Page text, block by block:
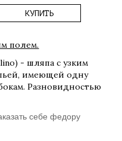
КУПИТЬ
полем.
- шляпа с узким
имеющей одну
Разновидностью
себе федору